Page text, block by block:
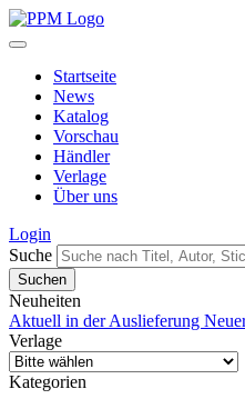
Startseite
News
Katalog
Vorschau
Händler
Verlage
Über uns
Login
Suche
Neuheiten
Aktuell in der Auslieferung
Verlage
Kategorien